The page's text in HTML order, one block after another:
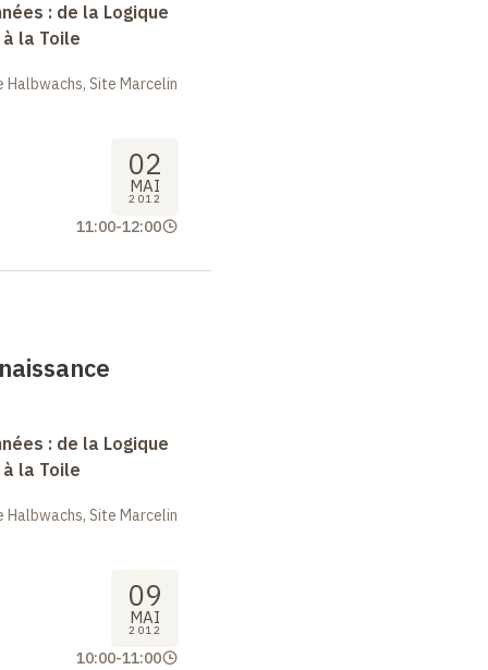
: de la Logique
la Toile
Site Marcelin
02
MAI
2012
11:00-12:00
: de la Logique
la Toile
Site Marcelin
09
MAI
2012
10:00-11:00